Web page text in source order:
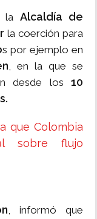
la Alcaldía de
la coerción para
s por ejemplo en
, en la que se
desde los10
que Colombia
sobre flujo
, informó que